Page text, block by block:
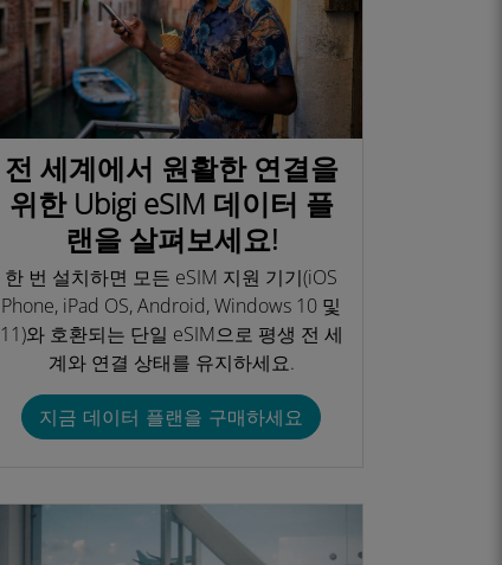
전 세계에서 원활한 연결을
위한 Ubigi eSIM 데이터 플
랜을 살펴보세요!
한 번 설치하면 모든 eSIM 지원 기기(iOS
Phone, iPad OS, Android, Windows 10 및
11)와 호환되는 단일 eSIM으로 평생 전 세
계와 연결 상태를 유지하세요.​
지금 데이터 플랜을 구매하세요​